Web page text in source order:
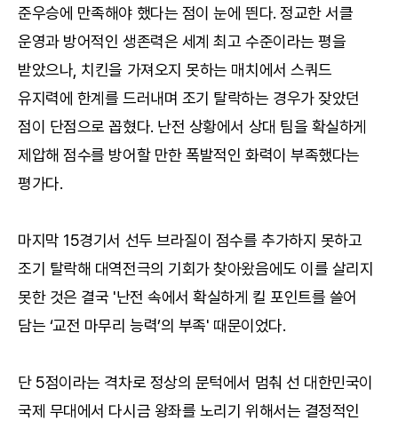
준우승에 만족해야 했다는 점이 눈에 띈다. 정교한 서클
운영과 방어적인 생존력은 세계 최고 수준이라는 평을
받았으나, 치킨을 가져오지 못하는 매치에서 스쿼드
유지력에 한계를 드러내며 조기 탈락하는 경우가 잦았던
점이 단점으로 꼽혔다. 난전 상황에서 상대 팀을 확실하게
제압해 점수를 방어할 만한 폭발적인 화력이 부족했다는
평가다.
마지막 15경기서 선두 브라질이 점수를 추가하지 못하고
조기 탈락해 대역전극의 기회가 찾아왔음에도 이를 살리지
못한 것은 결국 '난전 속에서 확실하게 킬 포인트를 쓸어
담는 ‘교전 마무리 능력’의 부족' 때문이었다.
단 5점이라는 격차로 정상의 문턱에서 멈춰 선 대한민국이
국제 무대에서 다시금 왕좌를 노리기 위해서는 결정적인